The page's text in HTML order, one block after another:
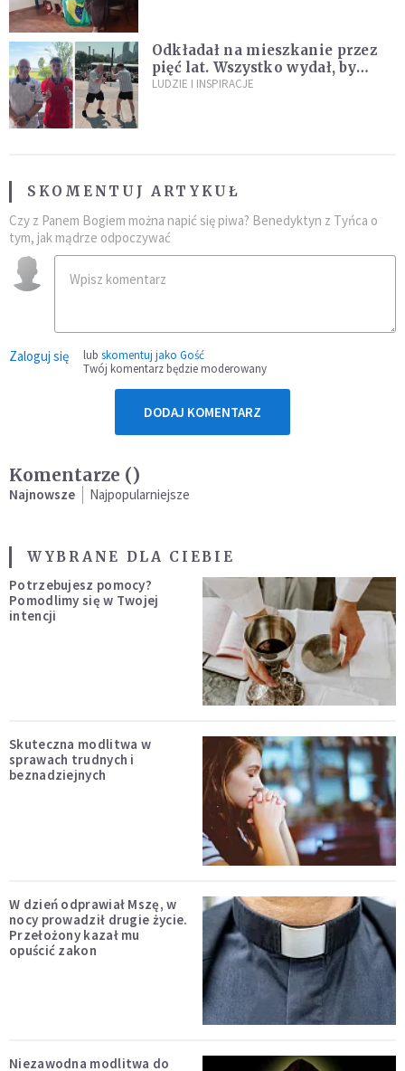
Odkładał na mieszkanie przez
pięć lat. Wszystko wydał, by
spełnić marzenie 80-letniego
LUDZIE I INSPIRACJE
SKOMENTUJ ARTYKUŁ
Czy z Panem Bogiem można napić się piwa? Benedyktyn z Tyńca o
tym, jak mądrze odpoczywać
Zaloguj się lub skomentuj jako Gość
Twój komentarz będzie moderowany
DODAJ KOMENTARZ
Komentarze ()
Najnowsze Najpopularniejsze
WYBRANE DLA CIEBIE
Potrzebujesz pomocy?
Pomodlimy się w Twojej
intencji
Skuteczna modlitwa w
sprawach trudnych i
beznadziejnych
W dzień odprawiał Mszę, w
nocy prowadził drugie życie.
Przełożony kazał mu
opuścić zakon
Niezawodna modlitwa do